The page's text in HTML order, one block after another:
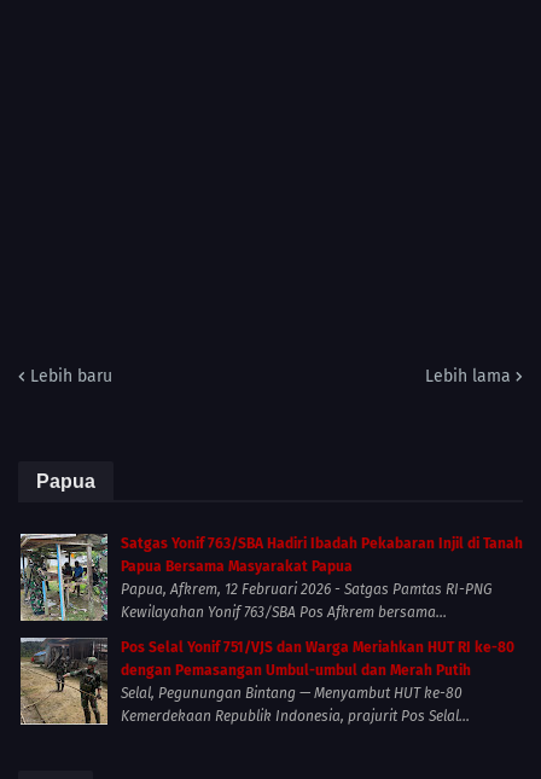
Lebih baru Lebih lama
Papua
Satgas Yonif 763/SBA Hadiri Ibadah Pekabaran Injil di Tanah
Papua Bersama Masyarakat Papua
Papua, Afkrem, 12 Februari 2026 - Satgas Pamtas RI-PNG
Kewilayahan Yonif 763/SBA Pos Afkrem bersama...
Pos Selal Yonif 751/VJS dan Warga Meriahkan HUT RI ke-80
dengan Pemasangan Umbul-umbul dan Merah Putih
Selal, Pegunungan Bintang — Menyambut HUT ke-80
Kemerdekaan Republik Indonesia, prajurit Pos Selal...